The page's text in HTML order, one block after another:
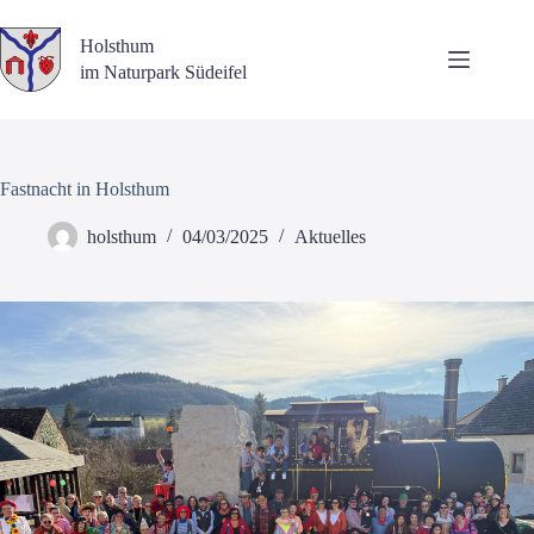
Inhalt
springen
Holsthum
im Naturpark Südeifel
Fastnacht in Holsthum
holsthum 04/03/2025 Aktuelles